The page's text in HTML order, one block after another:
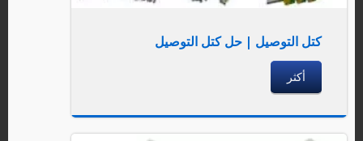
كتل التوصيل | حل كتل التوصيل
أكثر